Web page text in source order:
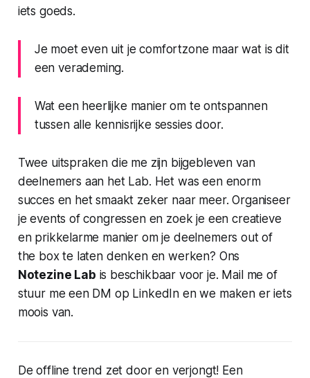
iets goeds.
Je moet even uit je comfortzone maar wat is dit
een verademing.
Wat een heerlijke manier om te ontspannen
tussen alle kennisrijke sessies door.
Twee uitspraken die me zijn bijgebleven van
deelnemers aan het Lab. Het was een enorm
succes en het smaakt zeker naar meer. Organiseer
je events of congressen en zoek je een creatieve
en prikkelarme manier om je deelnemers out of
the box te laten denken en werken? Ons
Notezine Lab is beschikbaar voor je. Mail me of
stuur me een DM op LinkedIn en we maken er iets
moois van.
De offline trend zet door en verjongt! Een